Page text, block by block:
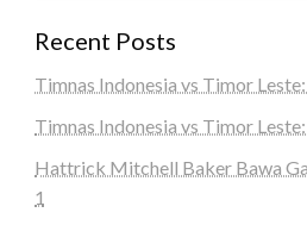
Recent Posts
Timnas Indonesia vs Timor
Timnas Indonesia vs Timor
Hattrick Mitchell Baker Bawa
1